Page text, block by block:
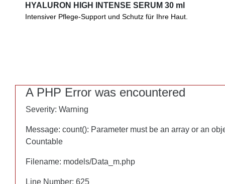
HYALURON HIGH INTENSE SERUM 30 ml
Intensiver Pflege-Support für Ihre Haut. Reduziert Falten,
HYALURON HIGH INTENSE SERUM 30 ml
Intensiver Pflege-Support und Schutz für Ihre Haut.
A PHP Error was encountered
Severity: Warning
Message: count(): Parameter must be an array or an
Countable
Filename: models/Data_m.php
Line Number: 625
A PHP Error was encountered
Severity: Warning
Message: count(): Parameter must be an array or an
Countable
Filename: models/Data_m.php
Line Number: 625